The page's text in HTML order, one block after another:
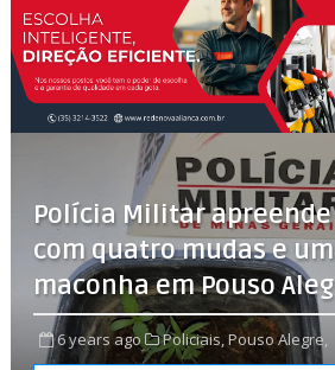
Polícia Militar
com quatro mudas e
maconha em Pouso
6 years ago Policiais,Pouso Alegre,